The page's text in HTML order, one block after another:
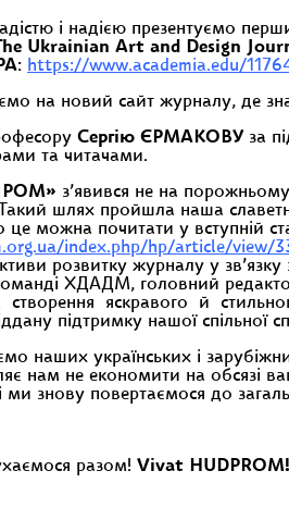
і надією презентуємо
Ukrainian Art and Design
: https://www.academia.edu/
на новий сайт журналу, де
Сергію ЄРМАКОВУ за
та читачами.
з’явився не на
Такий шлях пройшла наша
можна почитати у вступній
index.php/hp/article/view/
розвитку журналу у
ХДАДМ, головний
створення яскравого й
підтримку нашої спільної
наших українських і
нам не економити на обсязі
знову повертаємося до
разом! Vivat HUDPROM!